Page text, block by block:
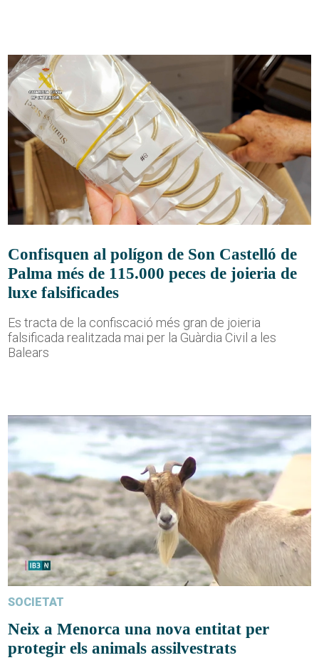
Confisquen al polígon de Son Castelló de
Palma més de 115.000 peces de joieria de
luxe falsificades
Es tracta de la confiscació més gran de joieria
falsificada realitzada mai per la Guàrdia Civil a les
Balears
SOCIETAT
Neix a Menorca una nova entitat per
protegir els animals assilvestrats